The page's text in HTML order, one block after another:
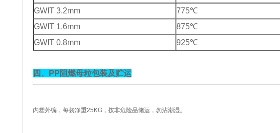
GWIT 3.2mm
775℃
GWIT 1.6mm
875℃
GWIT 0.8mm
925℃
四、PP阻燃母粒包装及贮运
内塑外编，每袋净重25KG，按非危险品储运，勿沾潮湿。